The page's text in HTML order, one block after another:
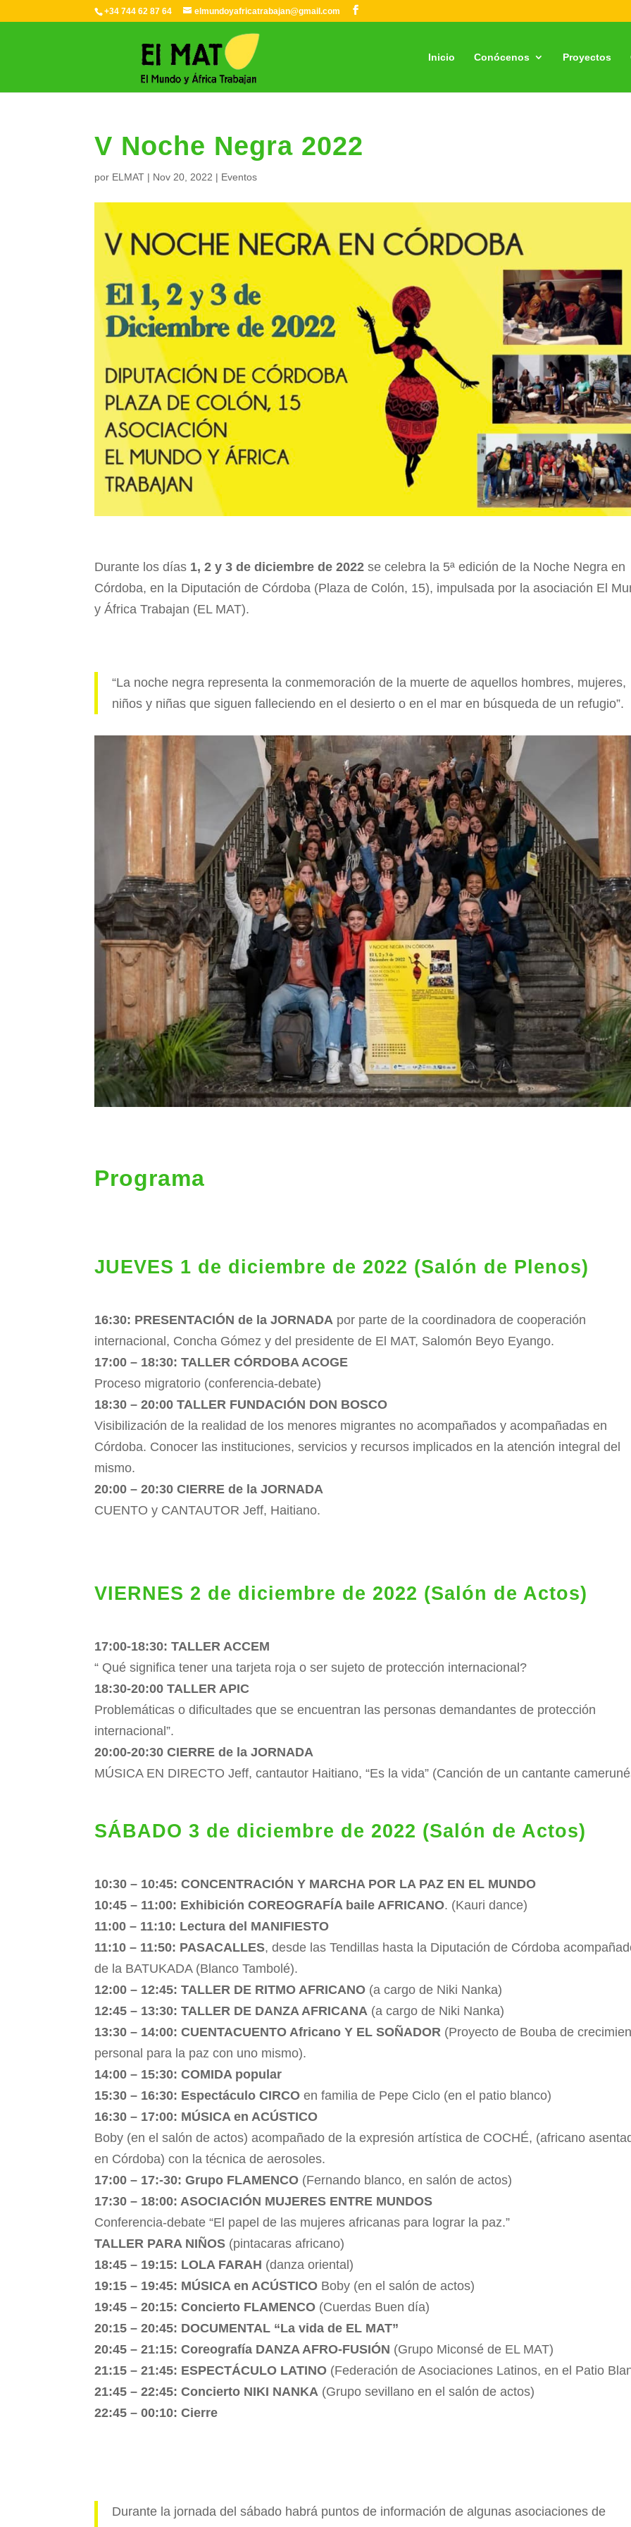
+34 744 62 87 64 elmundoyafricatrabajan@gmail.com
Inicio Conócenos Proyectos
V Noche Negra 2022
por ELMAT | Nov 20, 2022 | Eventos
Durante los días 1, 2 y 3 de diciembre de 2022 se celebra la 5ª edición de la Noche Negra en
Córdoba, en la Diputación de Córdoba (Plaza de Colón, 15), impulsada por la asociación El
y África Trabajan (EL MAT).
“La noche negra representa la conmemoración de la muerte de aquellos hombres, mujeres,
niños y niñas que siguen falleciendo en el desierto o en el mar en búsqueda de un refugio”.
Programa
JUEVES 1 de diciembre de 2022 (Salón de Plenos)
16:30: PRESENTACIÓN de la JORNADA por parte de la coordinadora de cooperación
internacional, Concha Gómez y del presidente de El MAT, Salomón Beyo Eyango.
17:00 – 18:30: TALLER CÓRDOBA ACOGE
Proceso migratorio (conferencia-debate)
18:30 – 20:00 TALLER FUNDACIÓN DON BOSCO
Visibilización de la realidad de los menores migrantes no acompañados y acompañadas en
Córdoba. Conocer las instituciones, servicios y recursos implicados en la atención integral del
mismo.
20:00 – 20:30 CIERRE de la JORNADA
CUENTO y CANTAUTOR Jeff, Haitiano.
VIERNES 2 de diciembre de 2022 (Salón de Actos)
17:00-18:30: TALLER ACCEM
“ Qué significa tener una tarjeta roja o ser sujeto de protección internacional?
18:30-20:00 TALLER APIC
Problemáticas o dificultades que se encuentran las personas demandantes de protección
internacional”.
20:00-20:30 CIERRE de la JORNADA
MÚSICA EN DIRECTO Jeff, cantautor Haitiano, “Es la vida” (Canción de un cantante
SÁBADO 3 de diciembre de 2022 (Salón de Actos)
10:30 – 10:45: CONCENTRACIÓN Y MARCHA POR LA PAZ EN EL MUNDO
10:45 – 11:00: Exhibición COREOGRAFÍA baile AFRICANO. (Kauri dance)
11:00 – 11:10: Lectura del MANIFIESTO
11:10 – 11:50: PASACALLES, desde las Tendillas hasta la Diputación de Córdoba
de la BATUKADA (Blanco Tambolé).
12:00 – 12:45: TALLER DE RITMO AFRICANO (a cargo de Niki Nanka)
12:45 – 13:30: TALLER DE DANZA AFRICANA (a cargo de Niki Nanka)
13:30 – 14:00: CUENTACUENTO Africano Y EL SOÑADOR (Proyecto de Bouba de
personal para la paz con uno mismo).
14:00 – 15:30: COMIDA popular
15:30 – 16:30: Espectáculo CIRCO en familia de Pepe Ciclo (en el patio blanco)
16:30 – 17:00: MÚSICA en ACÚSTICO
Boby (en el salón de actos) acompañado de la expresión artística de COCHÉ, (africano
en Córdoba) con la técnica de aerosoles.
17:00 – 17:-30: Grupo FLAMENCO (Fernando blanco, en salón de actos)
17:30 – 18:00: ASOCIACIÓN MUJERES ENTRE MUNDOS
Conferencia-debate “El papel de las mujeres africanas para lograr la paz.”
TALLER PARA NIÑOS (pintacaras africano)
18:45 – 19:15: LOLA FARAH (danza oriental)
19:15 – 19:45: MÚSICA en ACÚSTICO Boby (en el salón de actos)
19:45 – 20:15: Concierto FLAMENCO (Cuerdas Buen día)
20:15 – 20:45: DOCUMENTAL “La vida de EL MAT”
20:45 – 21:15: Coreografía DANZA AFRO-FUSIÓN (Grupo Miconsé de EL MAT)
21:15 – 21:45: ESPECTÁCULO LATINO (Federación de Asociaciones Latinos, en el Patio
21:45 – 22:45: Concierto NIKI NANKA (Grupo sevillano en el salón de actos)
22:45 – 00:10: Cierre
Durante la jornada del sábado habrá puntos de información de algunas asociaciones de